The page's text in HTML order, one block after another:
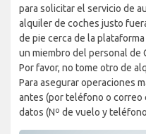
para solicitar el servicio de
alquiler de coches justo
de pie cerca de la
un miembro del personal de
Por favor, no tome otro de
Para asegurar operaciones
antes (por teléfono o correo
datos (Nº de vuelo y